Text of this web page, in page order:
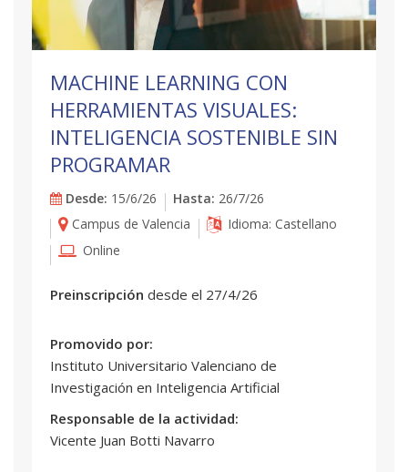
MACHINE LEARNING CON
HERRAMIENTAS VISUALES:
INTELIGENCIA SOSTENIBLE SIN
PROGRAMAR
Desde: 15/6/26 Hasta: 26/7/26
Campus de Valencia
Idioma: Castellano
Online
Preinscripción desde el 27/4/26
Promovido por:
Instituto Universitario Valenciano de
Investigación en Inteligencia Artificial
Responsable de la actividad:
Vicente Juan Botti Navarro